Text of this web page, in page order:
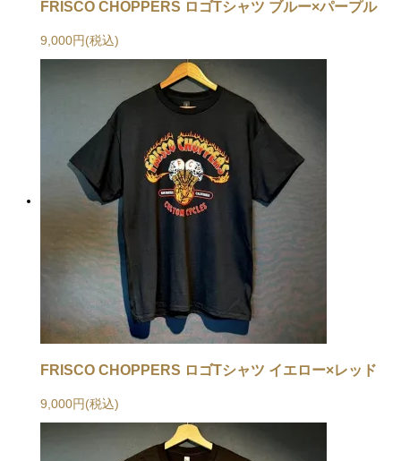
FRISCO CHOPPERS ロゴTシャツ ブルー×パープル
9,000円(税込)
FRISCO CHOPPERS ロゴTシャツ イエロー×レッド
9,000円(税込)